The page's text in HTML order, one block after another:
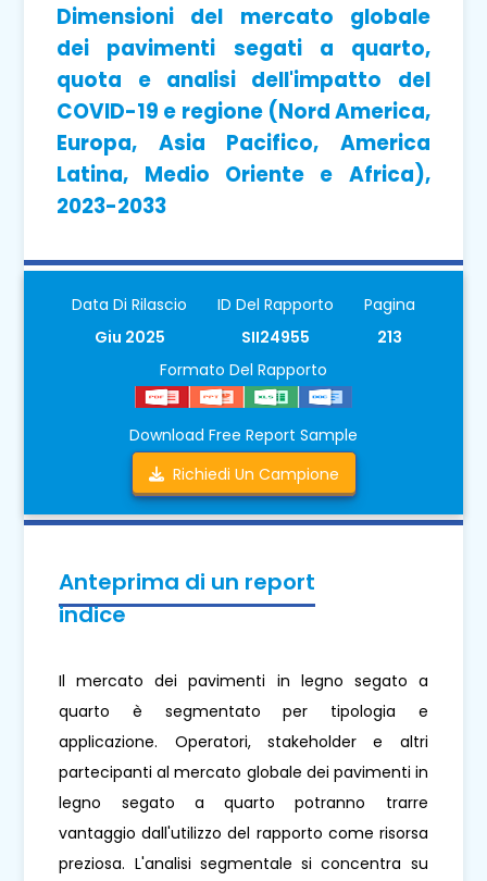
Dimensioni del mercato globale
dei pavimenti segati a quarto,
quota e analisi dell'impatto del
COVID-19 e regione (Nord America,
Europa, Asia Pacifico, America
Latina, Medio Oriente e Africa),
2023-2033
Data Di Rilascio
Giu 2025
ID Del Rapporto
SII24955
Pagina
213
Formato Del Rapporto
Download Free Report Sample
Richiedi Un Campione
Anteprima di un report
indice
Il mercato dei pavimenti in legno segato a
quarto è segmentato per tipologia e
applicazione. Operatori, stakeholder e altri
partecipanti al mercato globale dei pavimenti in
legno segato a quarto potranno trarre
vantaggio dall'utilizzo del rapporto come risorsa
preziosa. L'analisi segmentale si concentra su